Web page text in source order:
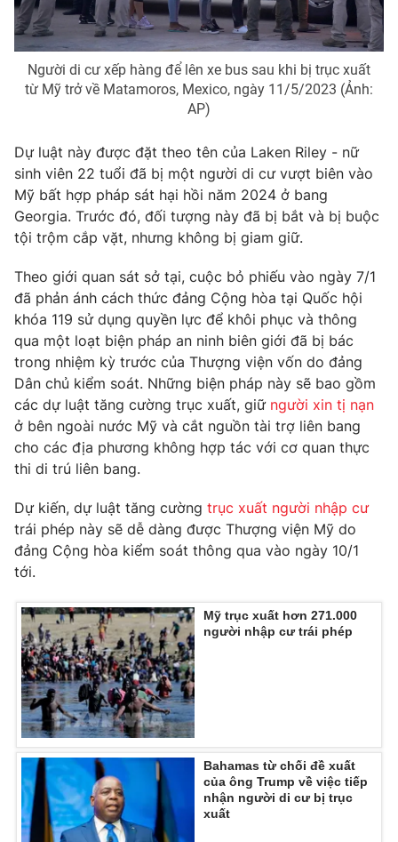
Emagazine Podcast
Photo Infographic
VTV Money VTV Thể thao
VTV Sức khoẻ Bất động sản
Thị trường 24h Tấm lòng Việt
Vươn mình bằng AI
VTV9 VTV8
Liên hệ tòa soạn English
THỜI BÁO VTV
Theo dõi báo trên
Cơ quan chủ quản:Đài Truyền hình Việt Nam
Cơ quan báo chí:Thời báo VTV
Giấy phép hoạt động báo in và báo điện tử số 483/GP-BTTTT
cấp ngày 29/12/2023
Tổng Biên tập:Vũ Thanh Thủy
Phó Tổng Biên tập:
Nguyễn Thị Mỹ Hạnh, Phạm Quốc Thắng,
Nguyễn Trọng Ninh
Tổng đài VTV:024.38 355 931 - 024.38 355 932
Người di cư xếp hàng để lên xe bus sau khi bị trục xuất
từ ​​Mỹ trở về Matamoros, Mexico, ngày 11/5/2023 (Ảnh:
AP)
Dự luật này được đặt theo tên của Laken Riley - nữ
sinh viên 22 tuổi đã bị một người di cư vượt biên vào
Mỹ bất hợp pháp sát hại hồi năm 2024 ở bang
Georgia. Trước đó, đối tượng này đã bị bắt và bị buộc
tội trộm cắp vặt, nhưng không bị giam giữ.
Theo giới quan sát sở tại, cuộc bỏ phiếu vào ngày 7/1
đã phản ánh cách thức đảng Cộng hòa tại Quốc hội
khóa 119 sử dụng quyền lực để khôi phục và thông
qua một loạt biện pháp an ninh biên giới đã bị bác
trong nhiệm kỳ trước của Thượng viện vốn do đảng
Dân chủ kiểm soát. Những biện pháp này sẽ bao gồm
các dự luật tăng cường trục xuất, giữ người xin tị nạn
ở bên ngoài nước Mỹ và cắt nguồn tài trợ liên bang
cho các địa phương không hợp tác với cơ quan thực
thi di trú liên bang.
Dự kiến, dự luật tăng cường trục xuất người nhập cư
trái phép này sẽ dễ dàng được Thượng viện Mỹ do
đảng Cộng hòa kiểm soát thông qua vào ngày 10/1
tới.
Mỹ trục xuất hơn 271.000
người nhập cư trái phép
Bahamas từ chối đề xuất
của ông Trump về việc tiếp
nhận người di cư bị trục
xuất